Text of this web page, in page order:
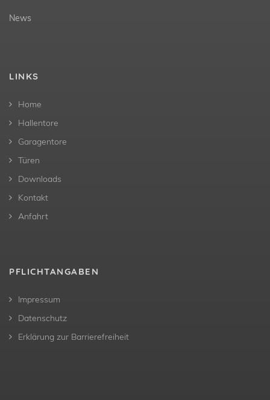
News
LINKS
Home
Hallentore
Garagentore
Türen
Downloads
Kontakt
Anfahrt
PFLICHTANGABEN
Impressum
Datenschutz
Erklärung zur Barrierefreiheit